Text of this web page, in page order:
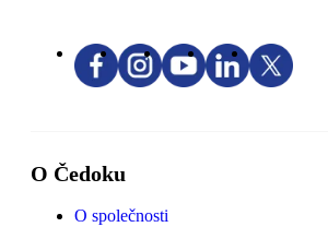
O Čedoku
O společnosti